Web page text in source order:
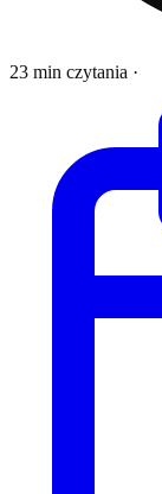
23 min czytania ·